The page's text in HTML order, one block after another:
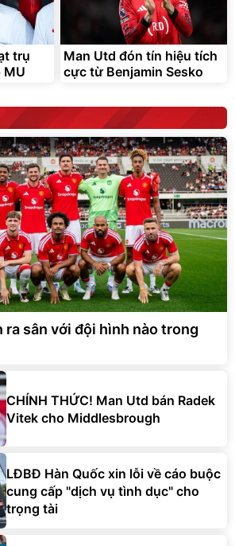
trụ
MU
Man Utd đón tín hiệu tích
cực từ Benjamin Sesko
ra sân với đội hình nào trong
CHÍNH THỨC! Man Utd bán Radek
Vitek cho Middlesbrough
LĐBĐ Hàn Quốc xin lỗi về cáo buộc
cung cấp "dịch vụ tình dục" cho
trọng tài